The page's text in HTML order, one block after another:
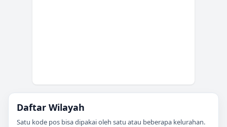
Daftar Wilayah
Satu kode pos bisa dipakai oleh satu atau beberapa kelurahan.